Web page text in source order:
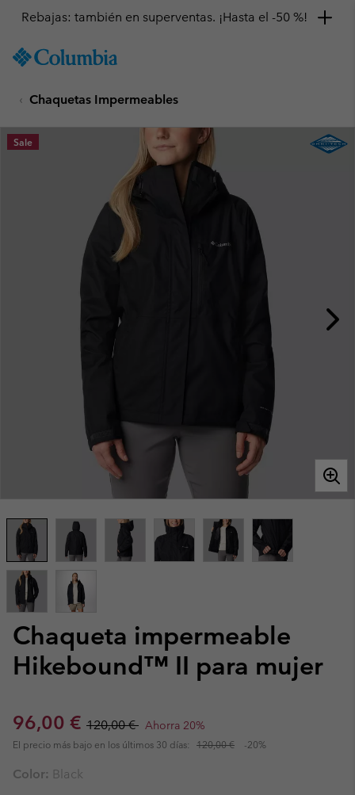
TO
SKIP
MAIN
NAV
Rebajas: también en superventas. ¡Hasta el -50 %!
Chaquetas Impermeables
Chaqueta impermeable
Hikebound™ II para mujer
Sale price:
96,00 € Regular price:
120,00 € Ahorra 20%
El precio más bajo en los últimos 30 días: 120,00 € -20%
Sale
Color: Black